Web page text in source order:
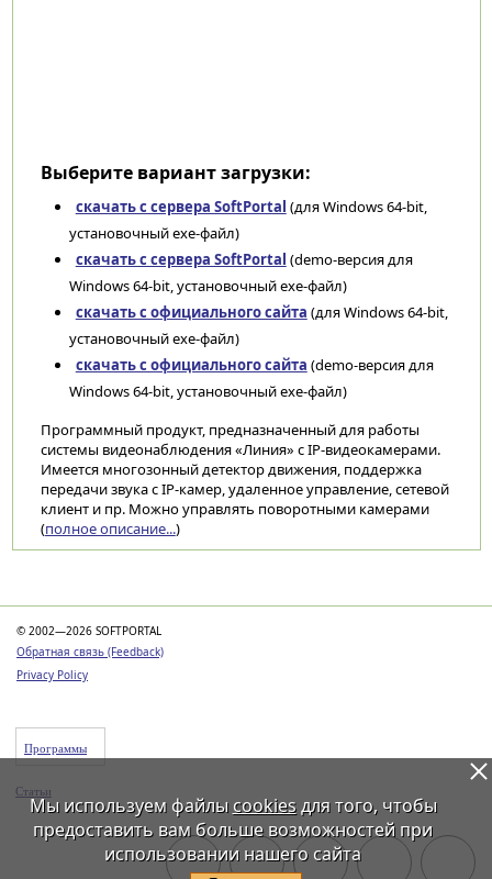
Выберите вариант загрузки:
скачать с сервера SoftPortal (для Windows 64-bit,
установочный exe-файл)
скачать с сервера SoftPortal (demo-версия для
Windows 64-bit, установочный exe-файл)
скачать с официального сайта (для Windows 64-bit,
установочный exe-файл)
скачать с официального сайта (demo-версия для
Windows 64-bit, установочный exe-файл)
Программный продукт, предназначенный для работы
системы видеонаблюдения «Линия» с IP-видеокамерами.
Имеется многозонный детектор движения, поддержка
передачи звука с IP-камер, удаленное управление, сетевой
клиент и пр. Можно управлять поворотными камерами
(полное описание...)
© 2002—2026 SOFTPORTAL
Обратная связь (Feedback)
Privacy Policy
Программы
Статьи
Мы используем файлы cookiesдля того, чтобы
предоставить вам больше возможностей при
использовании нашего сайта